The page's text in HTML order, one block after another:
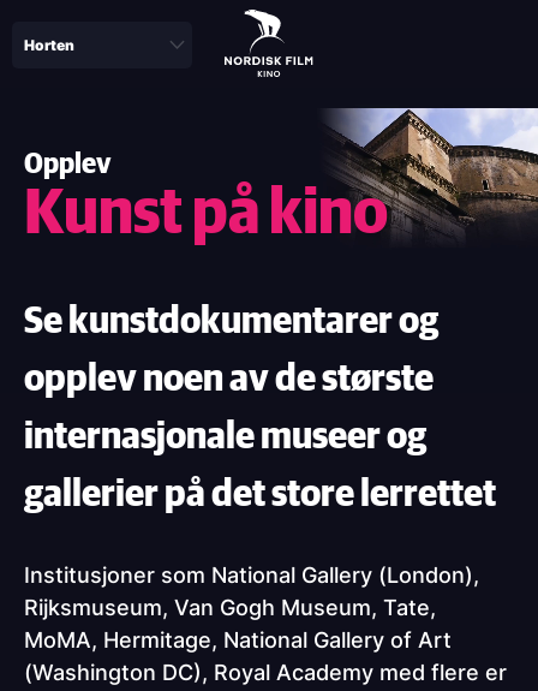
Opplev
Kunst på kino
Se kunstdokumentarer og
opplev noen av de største
internasjonale museer og
gallerier på det store lerrettet
Institusjoner som National Gallery (London),
Rijksmuseum, Van Gogh Museum, Tate,
MoMA, Hermitage, National Gallery of Art
(Washington DC), Royal Academy med flere er